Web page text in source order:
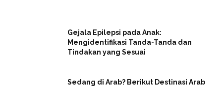
Gejala Epilepsi pada Anak:
Mengidentifikasi Tanda-Tanda dan
Tindakan yang Sesuai
Sedang di Arab? Berikut Destinasi Arab